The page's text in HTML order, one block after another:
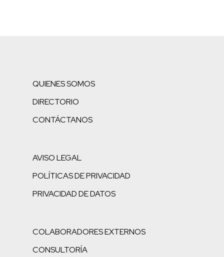
QUIENES SOMOS
DIRECTORIO
CONTÁCTANOS
AVISO LEGAL
POLÍTICAS DE PRIVACIDAD
PRIVACIDAD DE DATOS
COLABORADORES EXTERNOS
CONSULTORÍA